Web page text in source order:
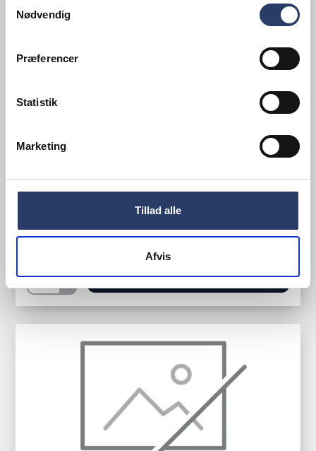
Nødvendig
Præferencer
Statistik
Marketing
Tillad alle
Afvis
Varenr.73215161
55.000,00 DKK /productUnit
LÆG I KURV